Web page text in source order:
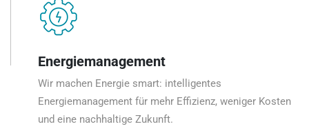
Energiemanagement
Wir machen Energie smart: intelligentes
Energiemanagement für mehr Effizienz, weniger Kosten
und eine nachhaltige Zukunft.